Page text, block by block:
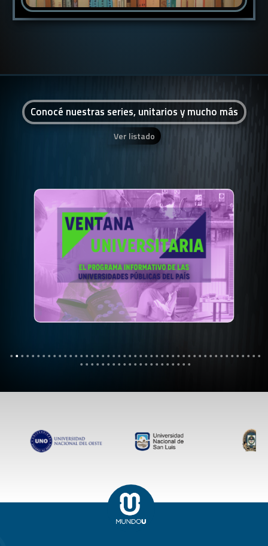
Conocé nuestras series, unitarios y mucho más
Ver listado